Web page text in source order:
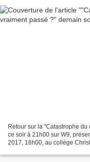
Retour sur la "Catastrophe
ce soir à 21h00 sur W9,
2017, 16h00, au collège